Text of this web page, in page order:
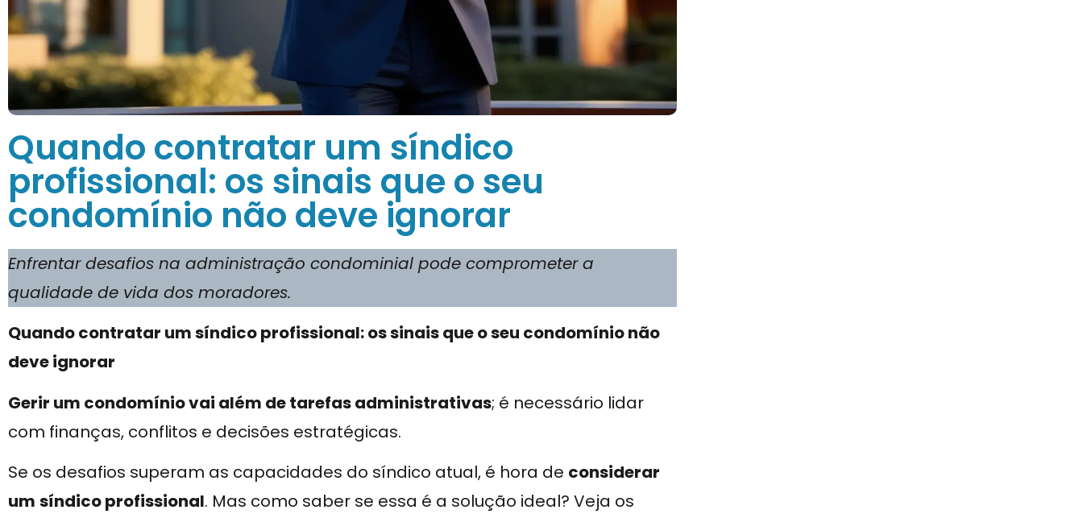
Quando contratar um síndico
profissional: os sinais que o seu
condomínio não deve ignorar
Enfrentar desafios na administração condominial pode comprometer a
qualidade de vida dos moradores.
Quando contratar um síndico profissional: os sinais que o seu condomínio não
deve ignorar
Gerir um condomínio vai além de tarefas administrativas; é necessário lidar
com finanças, conflitos e decisões estratégicas.
Se os desafios superam as capacidades do síndico atual, é hora de considerar
um síndico profissional. Mas como saber se essa é a solução ideal? Veja os